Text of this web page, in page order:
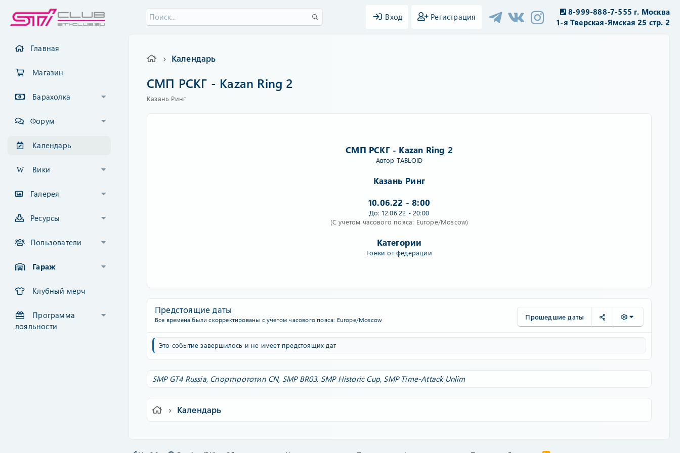
Вход Регистрация
8-999-888-7-555 г. Москва
1-я Тверская-Ямская 25 стр. 2
Главная
Магазин
Барахолка
Форум
Календарь
Вики
Галерея
Ресурсы
Пользователи
Гараж
Клубный мерч
Программа
лояльности
Календарь
СМП РСКГ - Kazan Ring 2
Казань Ринг
СМП РСКГ - Kazan Ring 2
Автор TABLOID
Казань Ринг
10.06.22 - 8:00
До: 12.06.22 - 20:00
(С учетом часового пояса: Europe/Moscow)
Категории
Гонки от федерации
Прошедшие даты
Предстоящие даты
Все времена были скорректированы с учетом часового пояса: Europe/Moscow
Это событие завершилось и не имеет предстоящих дат
SMP GT4 Russia, Спортпрототип CN, SMP BR03, SMP Historic Cup, SMP Time-Attack Unlim
Календарь